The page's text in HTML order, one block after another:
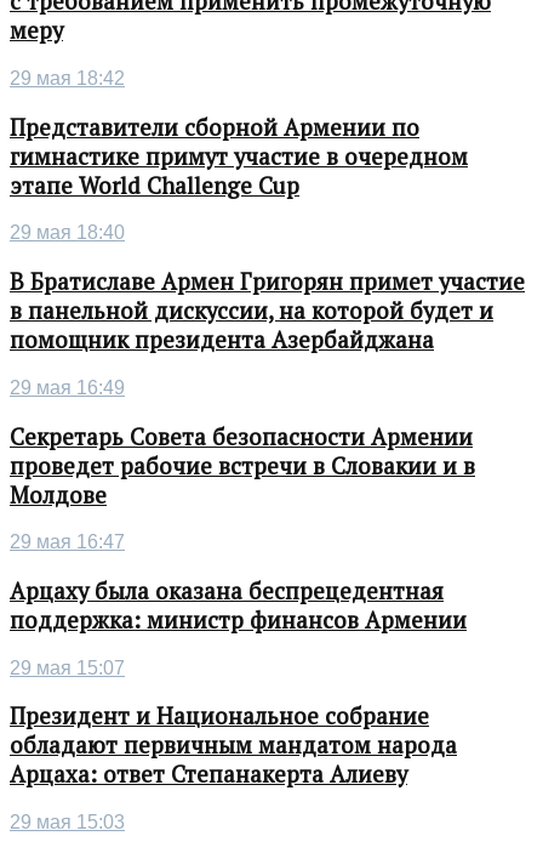
меру
29 мая 18:42
Представители сборной Армении по
гимнастике примут участие в очередном
этапе World Challenge Cup
29 мая 18:40
В Братиславе Армен Григорян примет участие
в панельной дискуссии, на которой будет и
помощник президента Азербайджана
29 мая 16:49
Секретарь Совета безопасности Армении
проведет рабочие встречи в Словакии и в
Молдове
29 мая 16:47
Арцаху была оказана беспрецедентная
поддержка: министр финансов Армении
29 мая 15:07
Президент и Национальное собрание
обладают первичным мандатом народа
Арцаха: ответ Степанакерта Алиеву
29 мая 15:03